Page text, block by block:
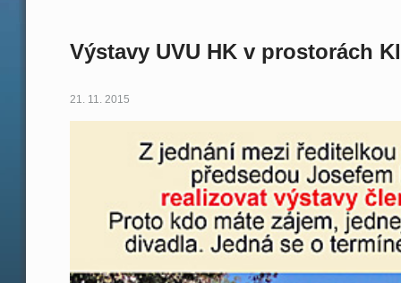
Výstavy UVU HK v prostorách
21. 11. 2015